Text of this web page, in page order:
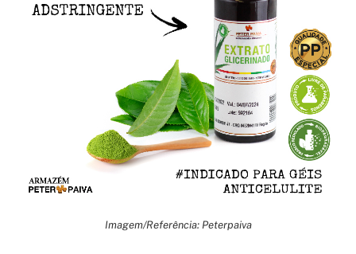
Imagem/Referência: Peterpaiva